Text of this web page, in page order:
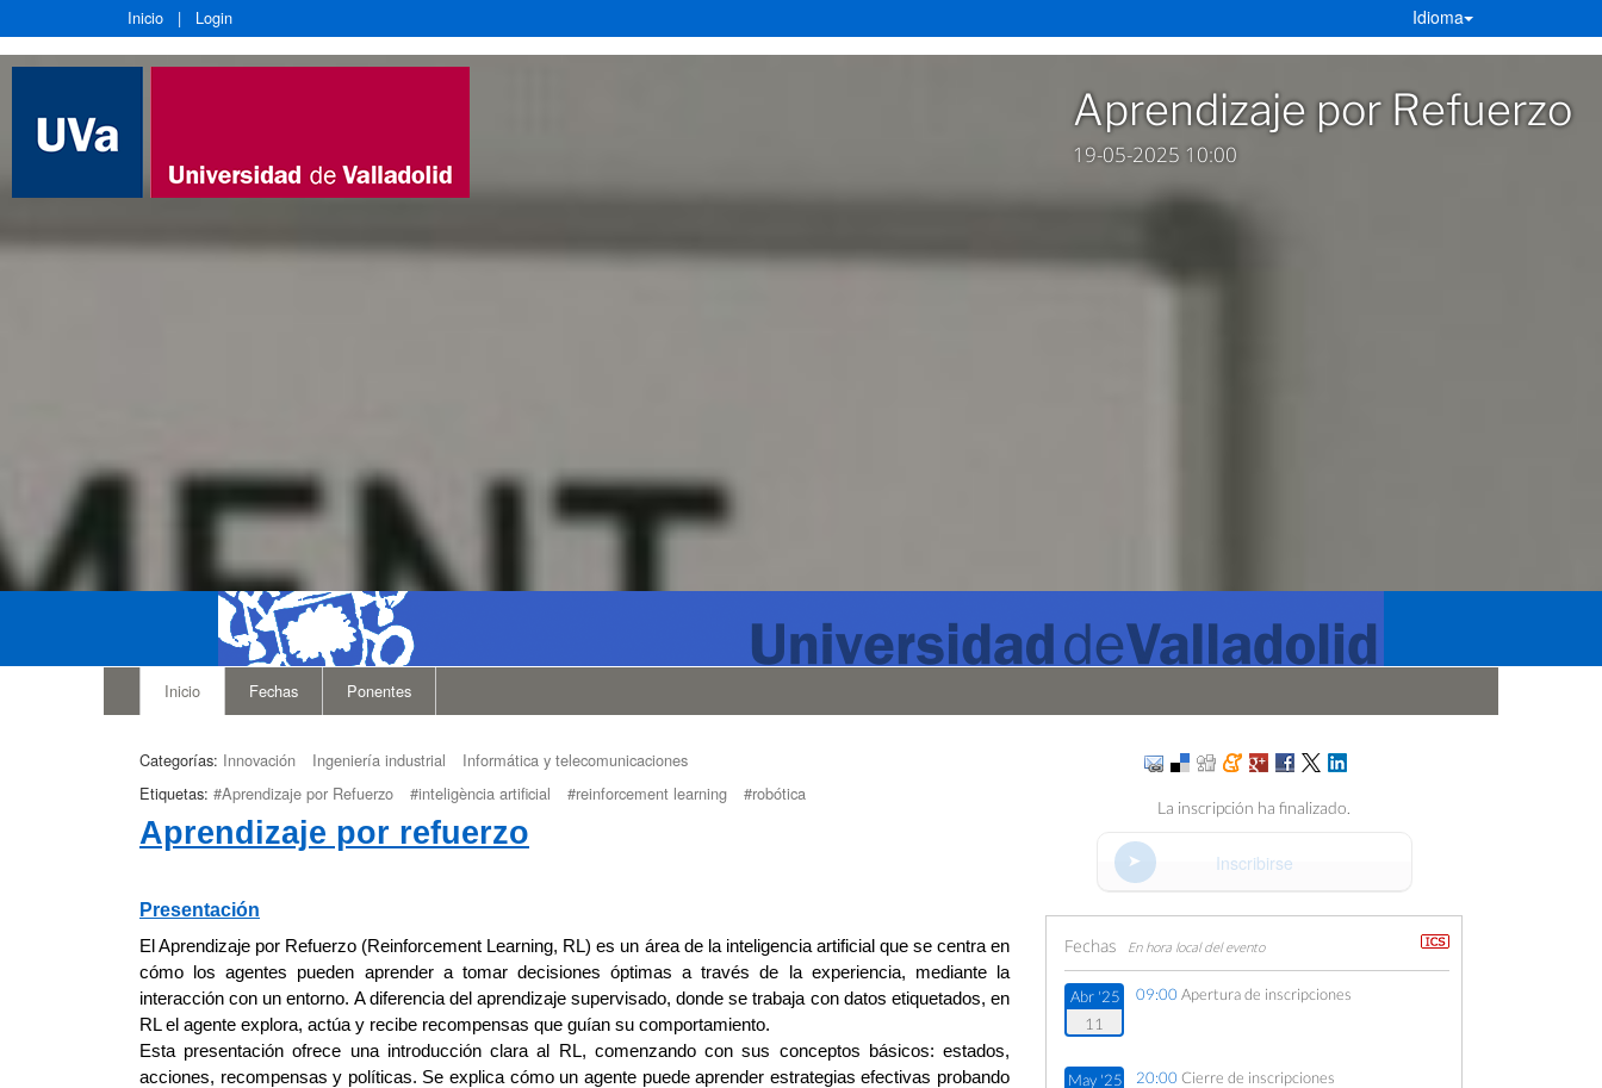
Inicio | Login Idioma
Aprendizaje por Refuerzo
19-05-2025 10:00
Inicio Fechas Ponentes
Categorías: Innovación Ingeniería industrial
Informática y telecomunicaciones
Etiquetas: #Aprendizaje por Refuerzo #inteligència artificial #reinforcement learning #robótica
Aprendizaje por refuerzo
Presentación
El Aprendizaje por Refuerzo (Reinforcement Learning, RL) es un área de la inteligencia artificial que se centra en
cómo los agentes pueden aprender a tomar decisiones óptimas a través de la experiencia, mediante la
interacción con un entorno. A diferencia del aprendizaje supervisado, donde se trabaja con datos etiquetados, en
RL el agente explora, actúa y recibe recompensas que guían su comportamiento.
Esta presentación ofrece una introducción clara al RL, comenzando con sus conceptos básicos: estados,
acciones, recompensas y políticas. Se explica cómo un agente puede aprender estrategias efectivas probando
La inscripción ha finalizado.
Inscribirse
Fechas En hora local del evento
Abr '25
11
09:00 Apertura de inscripciones
May '25
20:00 Cierre de inscripciones